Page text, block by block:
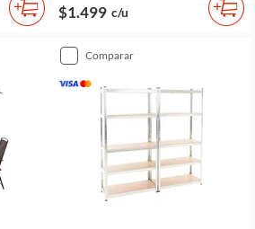
$1.499 c/u
comparar